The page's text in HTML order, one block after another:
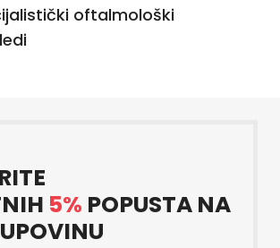
oftalmološki
5% POPUSTA NA